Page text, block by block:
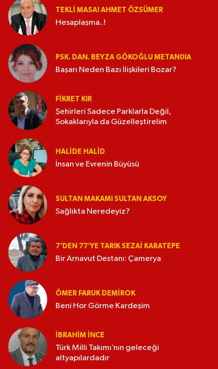
TEKLI MASA! AHMET ÖZSÜMER
Hesaplaşma..!
PSK. DAN. BEYZA GÖKOĞLU METAN0IA
Başarı Neden Bazı İlişkileri Bozar?
FIKRET KIR
Şehirleri Sadece Parklarla Değil,
Sokaklarıyla da Güzelleştirelim
HALIDE HALID
İnsan ve Evrenin Büyüsü
SULTAN MAKAMI SULTAN AKSOY
Sağlıkta Neredeyiz?
7'DEN 77'YE TARIK SEZAI KARATEPE
Bir Arnavut Destanı: Çamerya
ÖMER FARUK DEMIROK
Beni Hor Görme Kardeşim
İBRAHIM İNCE
Türk Milli Takımı’nın geleceği
altyapılardadır